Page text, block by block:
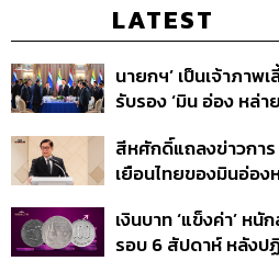
LATEST
นายกฯ’ เป็นเจ้าภาพ
รับรอง ‘มิน อ่อง หล่า
ร่วมงาน
สีหศักดิ์แถลงข่าวการ
เยือนไทยของมินอ่อง
สร้างสรรค์ ตรงไปตร
ย้ำต้องการให้เมียนม
เงินบาท ‘แข็งค่า’ หนั
รอบ 6 สัปดาห์ หลังป